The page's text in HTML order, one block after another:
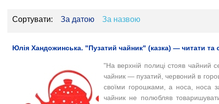
Сортувати: За датою За назвою
Юлія Хандожинська. "Пузатий чайник" (казка) — читати та
"На верхній полиці стояв чайний
чайник — пузатий, червоний в
своїми горошками, а носа, носа
чайник не полюбляв